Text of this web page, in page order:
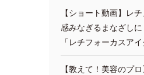
【ショート動画】レ
感みなぎるまなざし
「レチフォーカスア
【教えて！美容のプ